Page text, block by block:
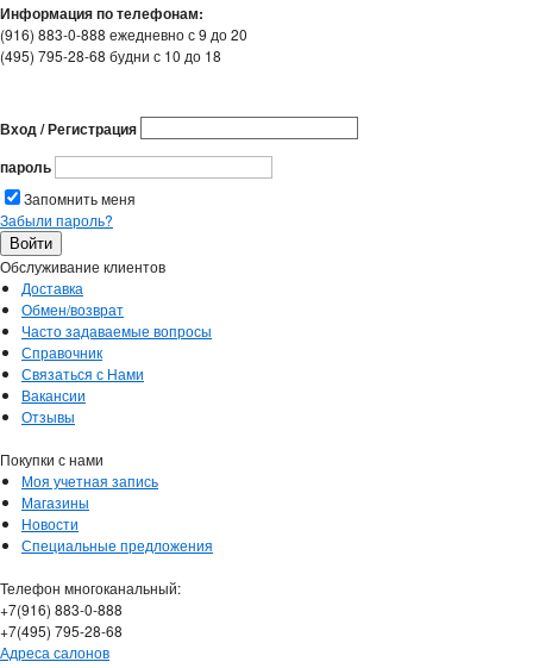
Информация по телефонам:
(916) 883-0-888 ежедневно с 9 до 20
(495) 795-28-68 будни с 10 до 18
Вход / Регистрация
пароль
Запомнить меня
Забыли пароль?
Обслуживание клиентов
Доставка
Обмен/возврат
Часто задаваемые вопросы
Справочник
Связаться с Нами
Вакансии
Отзывы
Покупки с нами
Моя учетная запись
Магазины
Новости
Специальные предложения
Телефон многоканальный:
+7(916) 883-0-888
+7(495) 795-28-68
Адреса салонов